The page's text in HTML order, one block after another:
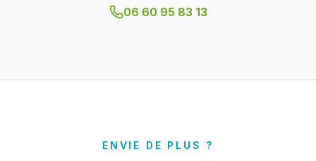
06 60 95 83 13
ENVIE DE PLUS ?